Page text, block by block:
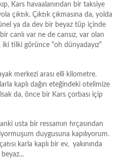
Kars havaalanından bir taksiye
çıktık. Çıktık çıkmasına da, yolda
ya da dev bir beyaz tüp içinde
canlı var ne de cansız, var olan
iki tilki görünce “oh dünyadayız”
merkezi arası elli kilometre.
kaplı dağın eteğindeki otelimize
da, önce bir Kars çorbası içip
usta bir ressamın fırçasından
duygusuna kapılıyorum.
karla kaplı bir ev, yakınında